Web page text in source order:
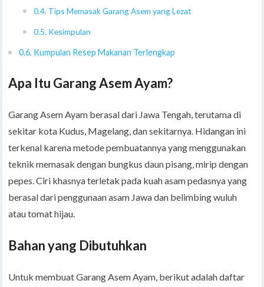
Tips Memasak Garang Asem yang Lezat
Kesimpulan
Kumpulan Resep Makanan Terlengkap
Apa Itu Garang Asem Ayam?
Garang Asem Ayam berasal dari Jawa Tengah, terutama di
sekitar kota Kudus, Magelang, dan sekitarnya. Hidangan ini
terkenal karena metode pembuatannya yang menggunakan
teknik memasak dengan bungkus daun pisang, mirip dengan
pepes. Ciri khasnya terletak pada kuah asam pedasnya yang
berasal dari penggunaan asam Jawa dan belimbing wuluh
atau tomat hijau.
Bahan yang Dibutuhkan
Untuk membuat Garang Asem Ayam, berikut adalah daftar